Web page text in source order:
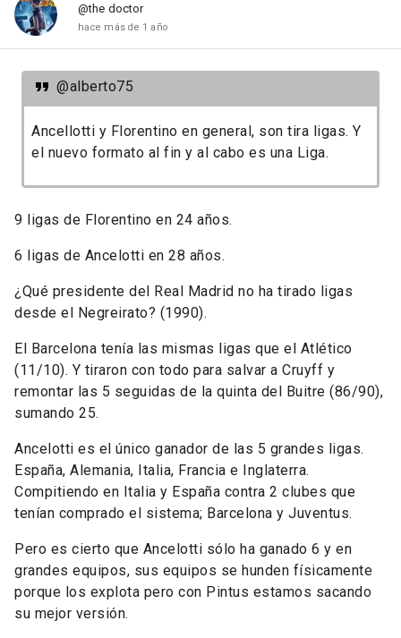
@the doctor
hace más de 1 año
@alberto75
Ancellotti y Florentino en general, son tira ligas. Y
el nuevo formato al fin y al cabo es una Liga.
9 ligas de Florentino en 24 años.
6 ligas de Ancelotti en 28 años.
¿Qué presidente del Real Madrid no ha tirado ligas
desde el Negreirato? (1990).
El Barcelona tenía las mismas ligas que el Atlético
(11/10). Y tiraron con todo para salvar a Cruyff y
remontar las 5 seguidas de la quinta del Buitre (86/90),
sumando 25.
Ancelotti es el único ganador de las 5 grandes ligas.
España, Alemania, Italia, Francia e Inglaterra.
Compitiendo en Italia y España contra 2 clubes que
tenían comprado el sistema; Barcelona y Juventus.
Pero es cierto que Ancelotti sólo ha ganado 6 y en
grandes equipos, sus equipos se hunden físicamente
porque los explota pero con Pintus estamos sacando
su mejor versión.